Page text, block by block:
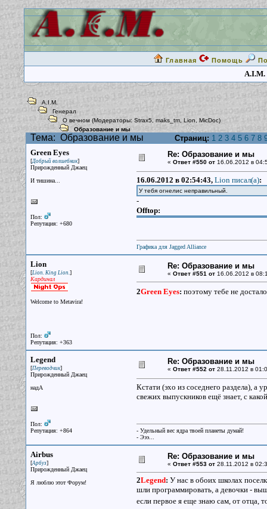
Главная Помощь
A.I.M.
A.I.M.
Генерал
О вечном (Модераторы: Strax5 maks_tm, Lion MicDoc)
Образование и мы
Тема: Образование и мы Страниц: 1 2 3 4 5 6 7 8
Green Eyes
[Добрый волшебник]
Прирожденный Джаец
И тишина...
Пол:
Репутация: +680
Re: Образование и мы
« Ответ #550 от16.06.2012 в
16.06.2012 в 02:54:43, Lion писал(a):
У тебя огнелис неправильный.
-
Offtop:
Графика для Jagged Alliance
Lion
[Lion. King Lion.]
Кардинал
Welcome to Metavira!
Пол:
Репутация: +363
Re: Образование и мы
« Ответ #551 от16.06.2012 в
2Green Eyes: поэтому тебе не
Legend
[Переводчик]
Прирожденный Джаец
надА
Пол:
Репутация: +864
Re: Образование и мы
« Ответ #552 от28.11.2012 в
Кстати (эхо из соседнего раздела), а
свежих выпускников ещё знает, с
- Удельный вес ядра твоей планеты думай!
- Эээ...
Airbus
[Арбуз]
Прирожденный Джаец
Я люблю этот Форум!
Re: Образование и мы
« Ответ #553 от28.11.2012 в
2Legend: У нас в обоих школах
шли программировать, а девочки -
если первое я еще знаю сам, от отца,